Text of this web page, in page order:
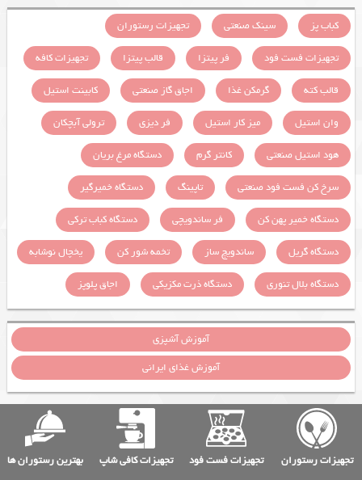
کباب پز سینک صنعتی
تجهیزات رستوران
تجهیزات فست فود
فر پیتزا قالب پیتزا
تجهیزات کافه
قالب کته
گرمکن غذا اجاق گاز صنعتی
کابینت استیل
وان استیل
میز کار استیل فر دیزی
ترولی آبچکان
هود استیل صنعتی
کانتر گرم
دستگاه مرغ بریان
سرخ کن فست فود صنعتی
تاپینگ
دستگاه خمیرگیر
دستگاه خمیر پهن کن
فر ساندویچی
دستگاه کباب ترکی
دستگاه گریل
ساندویچ ساز تخمه شور کن
یخچال نوشابه
دستگاه بلال تنوری
دستگاه ذرت مکزیکی اجاق پلوپز
آموزش آشپزی
آموزش غذای ایرانی
تجهیزات رستوران تجهیزات فست فود تجهیزات کافی شاپ بهترین رستوران ها